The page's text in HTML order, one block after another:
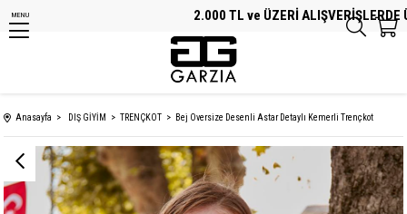
2.000 TL ve ÜZERİ ALIŞVERİŞLERDE
MENU
Anasayfa DIŞ GİYİM TRENÇKOT Bej Oversize Desenli Astar Detaylı Kemerli Trençkot